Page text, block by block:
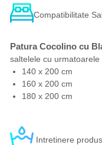
Compatibilitate
Patura Cocolino cu
saltelele cu urmatoarele
140 x 200 cm
160 x 200 cm
180 x 200 cm
Intretinere produs